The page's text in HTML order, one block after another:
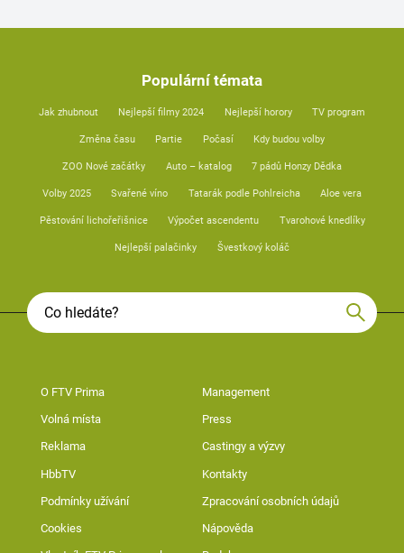
Populární témata
Jak zhubnout Nejlepší filmy 2024 Nejlepší horory TV program
Změna času Partie Počasí Kdy budou volby
ZOO Nové začátky Auto – katalog 7 pádů Honzy Dědka
Volby 2025 Svařené víno Tatarák podle Pohlreicha Aloe vera
Pěstování lichořeřišnice Výpočet ascendentu Tvarohové knedlíky
Nejlepší palačinky Švestkový koláč
O FTV Prima Management
Volná místa Press
Reklama Castingy a výzvy
HbbTV Kontakty
Podmínky užívání Zpracování osobních údajů
Cookies Nápověda